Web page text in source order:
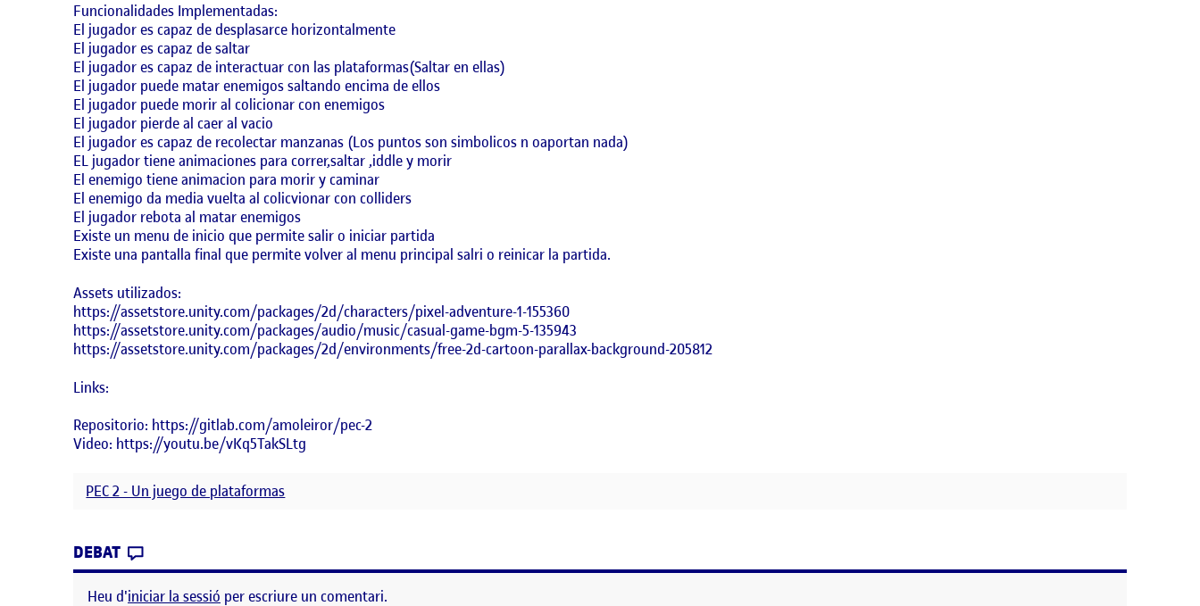
Funcionalidades Implementadas:
El jugador es capaz de desplasarce horizontalmente
El jugador es capaz de saltar
El jugador es capaz de interactuar con las plataformas(Saltar en ellas)
El jugador puede matar enemigos saltando encima de ellos
El jugador puede morir al colicionar con enemigos
El jugador pierde al caer al vacio
El jugador es capaz de recolectar manzanas (Los puntos son simbolicos n oaportan nada)
EL jugador tiene animaciones para correr,saltar ,iddle y morir
El enemigo tiene animacion para morir y caminar
El enemigo da media vuelta al colicvionar con colliders
El jugador rebota al matar enemigos
Existe un menu de inicio que permite salir o iniciar partida
Existe una pantalla final que permite volver al menu principal salri o reinicar la partida.
Assets utilizados:
https://assetstore.unity.com/packages/2d/characters/pixel-adventure-1-155360
https://assetstore.unity.com/packages/audio/music/casual-game-bgm-5-135943
https://assetstore.unity.com/packages/2d/environments/free-2d-cartoon-parallax-background-205812
Links:
Repositorio: https://gitlab.com/amoleiror/pec-2
Video: https://youtu.be/vKq5TakSLtg
PEC 2 - Un juego de plataformas
DEBAT
Heu d'iniciar la sessió per escriure un comentari.